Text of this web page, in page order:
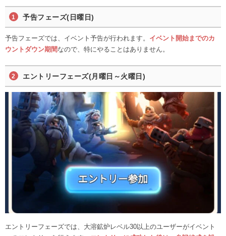
予告フェーズ(日曜日)
予告フェーズでは、イベント予告が行われます。 イベント開始までのカ
ウントダウン期間 なので、特にやることはありません。
エントリーフェーズ(月曜日～火曜日)
エントリーフェーズでは、大溶鉱炉レベル30以上のユーザーがイベント